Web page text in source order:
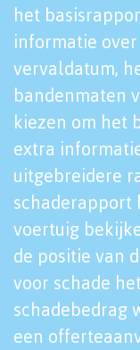
het
informatie over
vervaldatum,
bandenmaten
kiezen om het
extra
uitgebreidere
schaderapport
voertuig
de positie van
voor schade
schadebedrag
een